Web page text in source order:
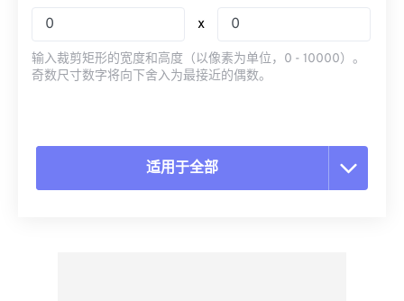
x
输入裁剪矩形的宽度和高度（以像素为单位，0 - 10000）。
奇数尺寸数字将向下舍入为最接近的偶数。
适用于全部